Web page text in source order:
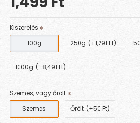
Kiszerelés
100g
250g (+1,291 Ft)
1000g (+8,491 Ft)
Szemes, vagy őrölt
Szemes
Őrölt (+50 Ft)